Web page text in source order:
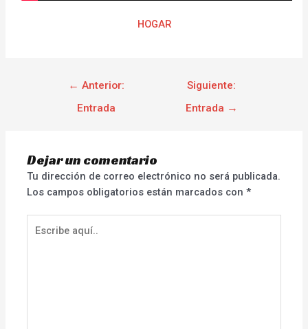
HOGAR
← Anterior:
Entrada
Siguiente:
Entrada →
Dejar un comentario
Tu dirección de correo electrónico no será publicada.
Los campos obligatorios están marcados con*
aquí..